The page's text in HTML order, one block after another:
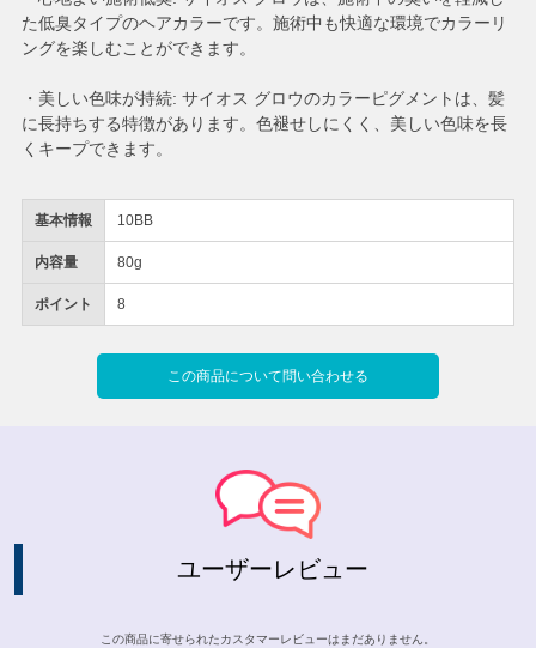
基本情報 10BB
内容量 80g
ポイント 8
この商品について問い合わせる
た低臭タイプのヘアカラーです。施術中も快適な環境でカラーリ
ングを楽しむことができます。
・美しい色味が持続: サイオス グロウのカラーピグメントは、髪
に長持ちする特徴があります。色褪せしにくく、美しい色味を長
くキープできます。
ユーザーレビュー
この商品に寄せられたカスタマーレビューはまだありません。